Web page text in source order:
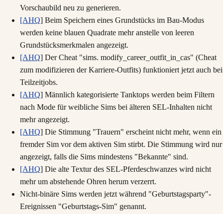
Vorschaubild neu zu generieren.
[AHQ] Beim Speichern eines Grundstücks im Bau-Modus
werden keine blauen Quadrate mehr anstelle von leeren
Grundstücksmerkmalen angezeigt.
[AHQ] Der Cheat "sims. modify_career_outfit_in_cas" (Cheat
zum modifizieren der Karriere-Outfits) funktioniert jetzt auch bei
Teilzeitjobs.
[AHQ] Männlich kategorisierte Tanktops werden beim Filtern
nach Mode für weibliche Sims bei älteren SEL-Inhalten nicht
mehr angezeigt.
[AHQ] Die Stimmung "Trauern" erscheint nicht mehr, wenn ein
fremder Sim vor dem aktiven Sim stirbt. Die Stimmung wird nur
angezeigt, falls die Sims mindestens "Bekannte" sind.
[AHQ] Die alte Textur des SEL-Pferdeschwanzes wird nicht
mehr um abstehende Ohren herum verzerrt.
Nicht-binäre Sims werden jetzt während "Geburtstagsparty"-
Ereignissen "Geburtstags-Sim" genannt.